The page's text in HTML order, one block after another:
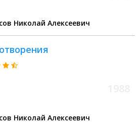
Николай Алексеевич
Николай Алексеевич